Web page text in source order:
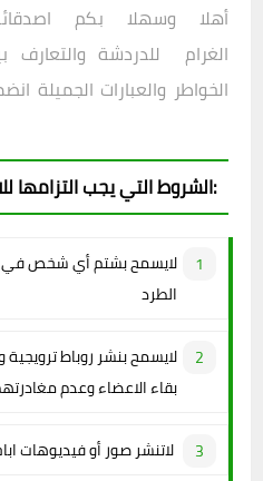
أهلا وسهلا بكم
الغرام للدردشة والتعارف
الخواطر والعبارات الجميلة
الشروط التي يجب التزامها للانضمام:
لايسمح بشتم أي شخص في
الطرد
لايسمح بنشر روباط
بقاء الاعضاء وعدم